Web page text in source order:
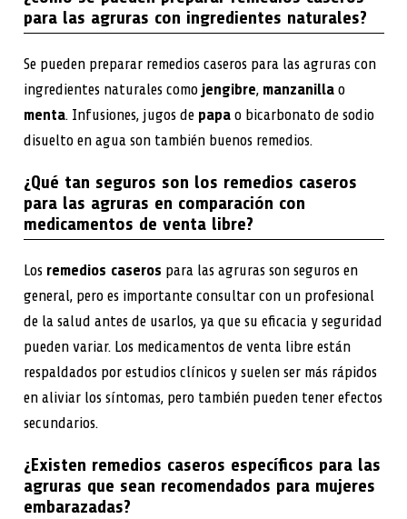
para las agruras con ingredientes naturales?
Se pueden preparar remedios caseros para las agruras con
ingredientes naturales como jengibre, manzanillao
menta. Infusiones, jugos de papao bicarbonato de sodio
disuelto en agua son también buenos remedios.
¿Qué tan seguros son los remedios caseros
para las agruras en comparación con
medicamentos de venta libre?
Los remedios caseros para las agruras son seguros en
general, pero es importante consultar con un profesional
de la salud antes de usarlos, ya que su eficacia y seguridad
pueden variar. Los medicamentos de venta libre están
respaldados por estudios clínicos y suelen ser más rápidos
en aliviar los síntomas, pero también pueden tener efectos
secundarios.
¿Existen remedios caseros específicos para las
agruras que sean recomendados para mujeres
embarazadas?